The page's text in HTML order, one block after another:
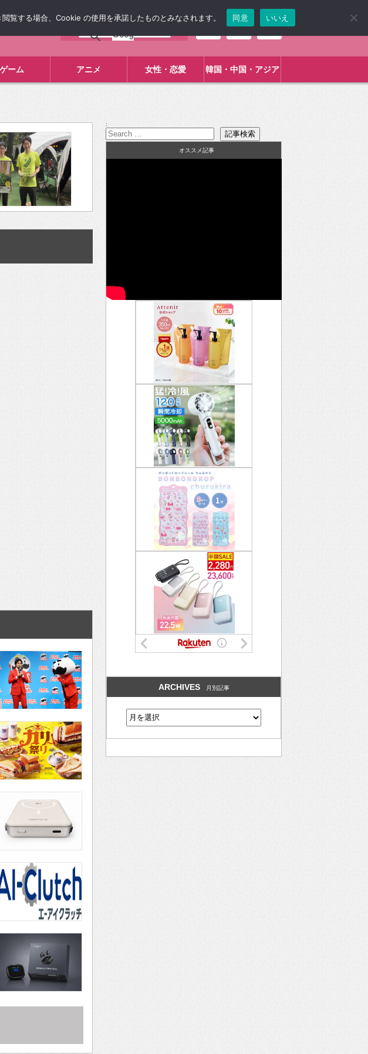
ゲーム アニメ 女性・恋愛 韓国・中国・アジア
:
オススメ記事
ARCHIVES 月別記事
覧する場合、Cookie の使用を承諾したものとみなされます。 同意 いいえ